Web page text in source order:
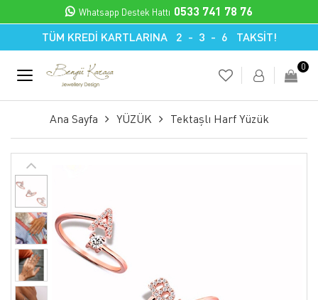
TÜM KREDİ KARTLARINA 2 - 3 - 6 TAKSİT!
Whatsapp Destek Hattı 0533 741 78 76
0
Ana Sayfa YÜZÜK Tektaşlı Harf Yüzük